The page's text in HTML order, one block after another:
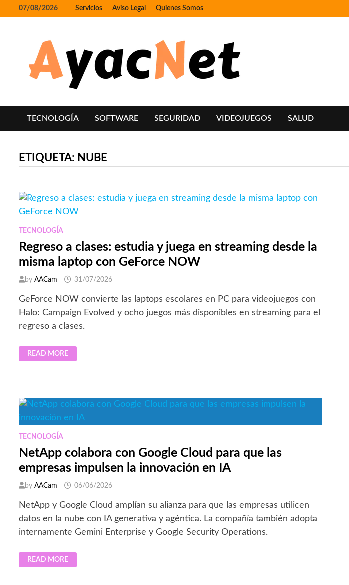
to
07/08/2026 Servicios Aviso Legal Quienes Somos
TECNOLOGÍA SOFTWARE SEGURIDAD VIDEOJUEGOS SALUD
ETIQUETA: NUBE
TECNOLOGÍA
Regreso a clases: estudia y juega en streaming desde la
misma laptop con GeForce NOW
byAACam 31/07/2026
GeForce NOW convierte las laptops escolares en PC para videojuegos con
Halo: Campaign Evolved y ocho juegos más disponibles en streaming para el
regreso a clases.
REGRESO
A
STREAMING
DESDE
MISMA
LAPTOP
CON
GEFORCE
NOW
READ MORE
TECNOLOGÍA
NetApp colabora con Google Cloud para que las
empresas impulsen la innovación en IA
byAACam 06/06/2026
NetApp y Google Cloud amplían su alianza para que las empresas utilicen
datos en la nube con IA generativa y agéntica. La compañía también adopta
internamente Gemini Enterprise y Google Security Operations.
NETAPP
COLABORA
READ MORE